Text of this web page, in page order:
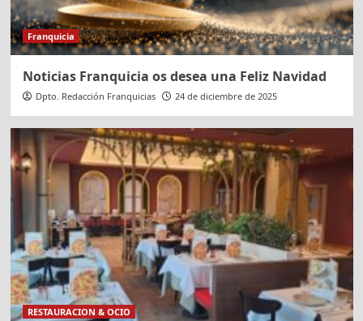
Franquicia
Noticias Franquicia os desea una Feliz Navidad
Dpto. Redacción Franquicias 24 de diciembre de 2025
RESTAURACION & OCIO